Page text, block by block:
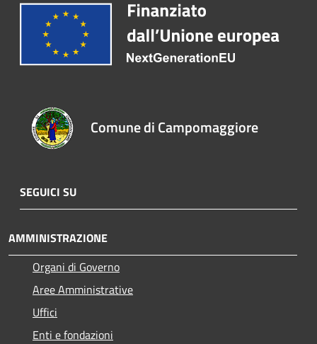
Comune di Campomaggiore
SEGUICI SU
AMMINISTRAZIONE
Organi di Governo
Aree Amministrative
Uffici
Enti e fondazioni